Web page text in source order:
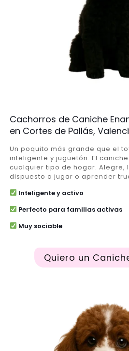
Cachorros de Caniche
en Cortes de Pallás,
Un poquito más grande que el
inteligente y juguetón. El
cualquier tipo de hogar. Alegre,
dispuesto a jugar o aprender
Inteligente y activo
Perfecto para familias activas
Muy sociable
Quiero un